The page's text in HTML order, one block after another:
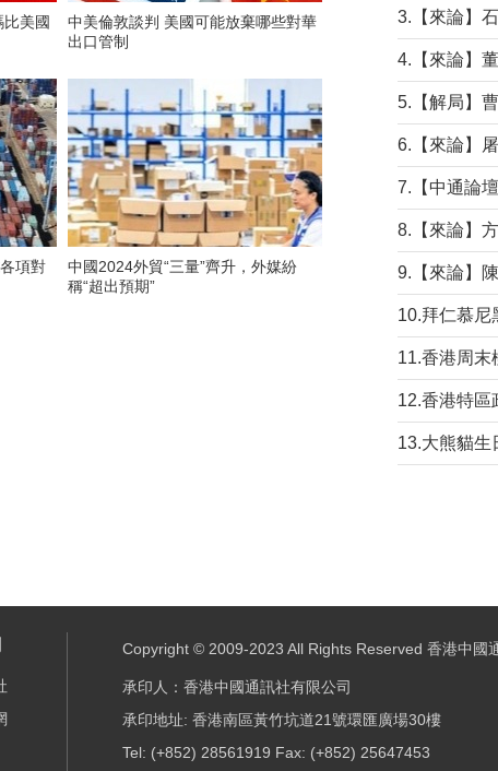
美國
中美倫敦談判 美國可能放棄哪些對華
出口管制
項對
中國2024外貿“三量”齊升，外媒紛
稱“超出預期”
4.【來論】
10.拜仁慕
11.香港周
13.大熊貓生
Copyright © 2009-2023 All Rights Reserved 香港中國
承印人：香港中國通訊社有限公司
承印地址: 香港南區黃竹坑道21號環匯廣場30樓
Tel: (+852) 28561919 Fax: (+852) 25647453